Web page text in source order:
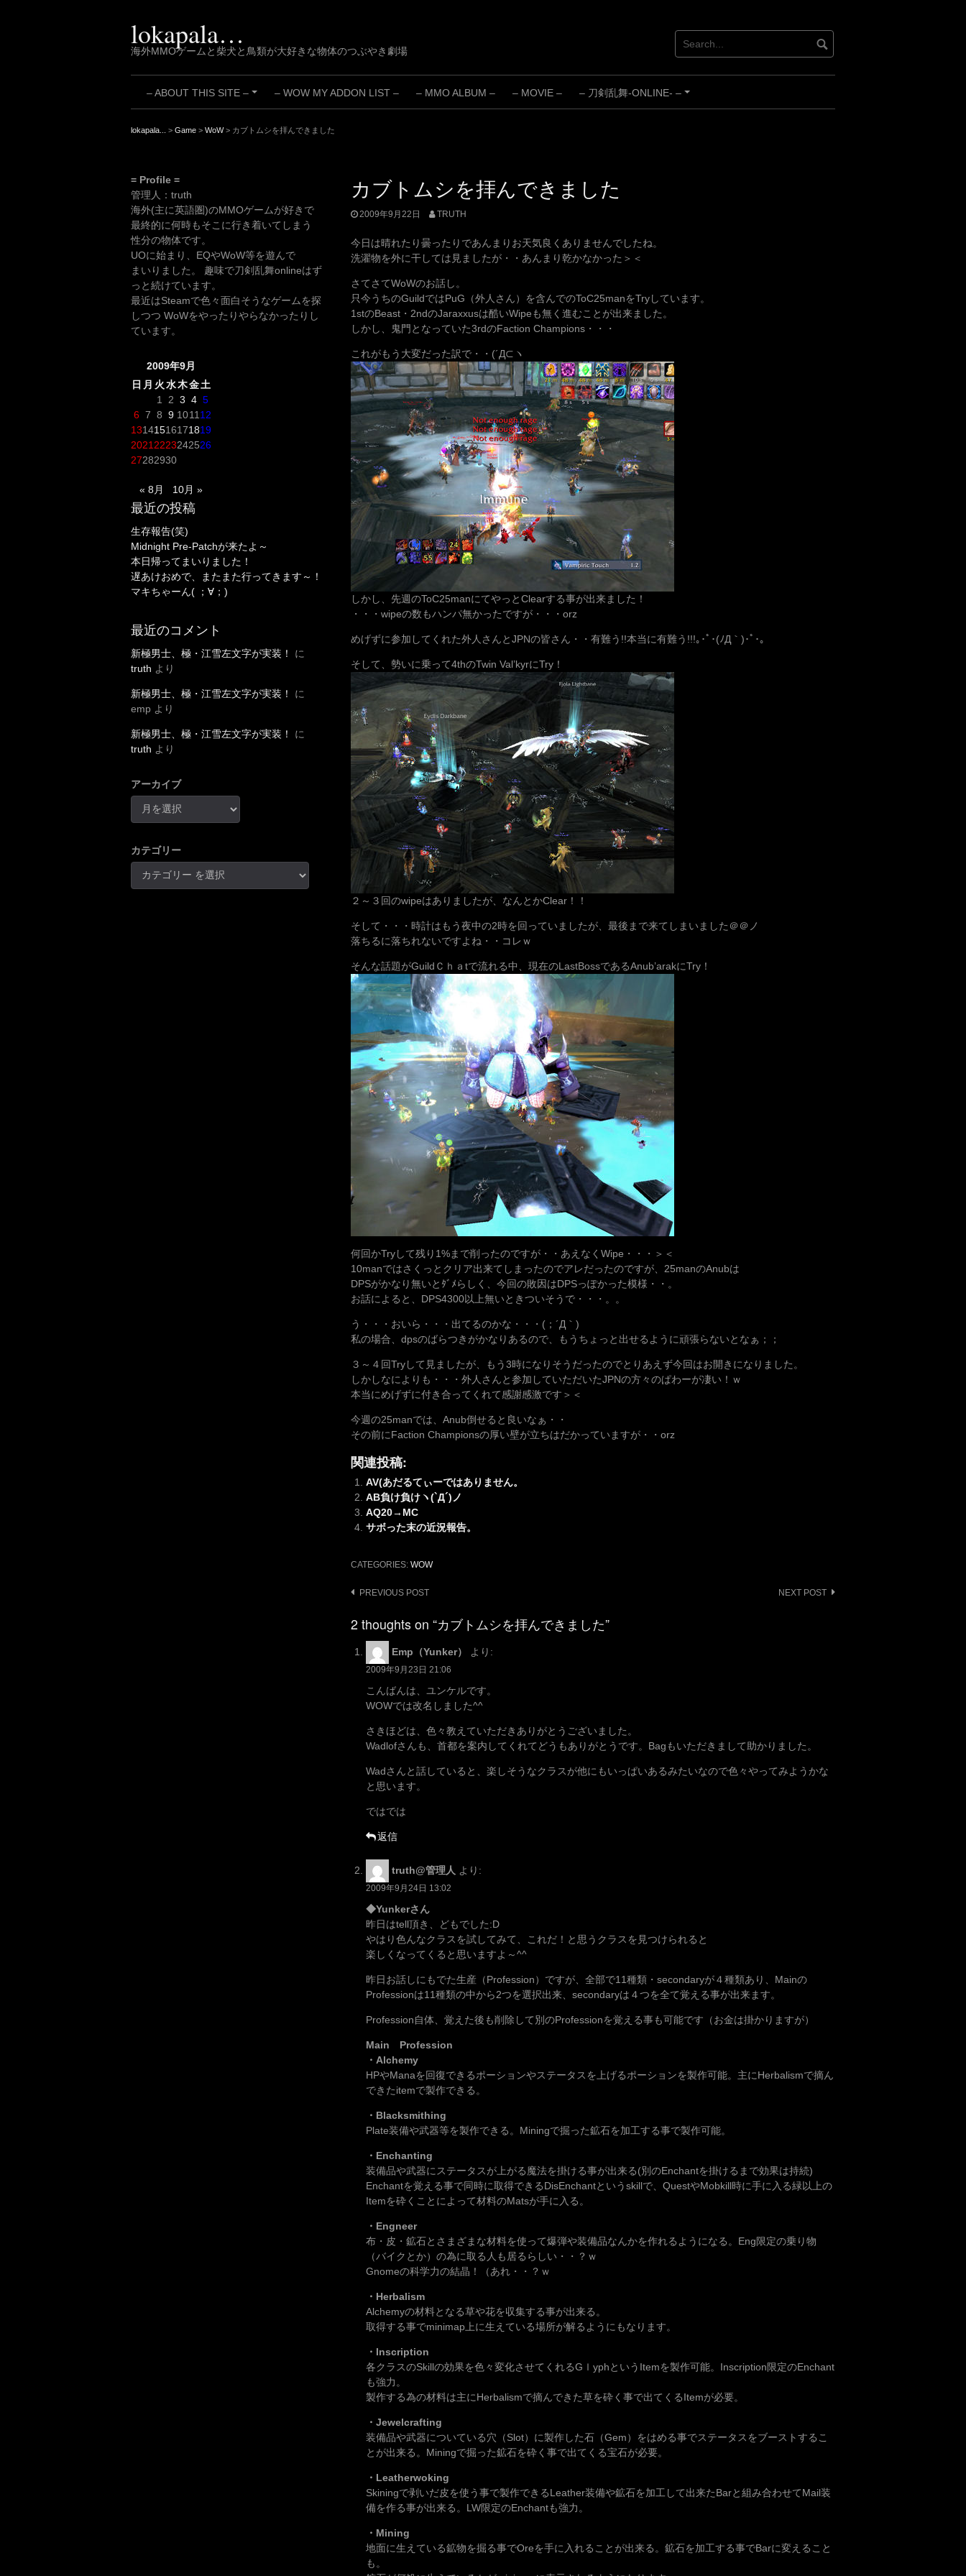
lokapala…
海外MMOゲームと柴犬と鳥類が大好きな物体のつぶやき劇場
+
– ABOUT THIS SITE – – WOW MY ADDON LIST – – MMO ALBUM – – MOVIE –
+
– 刀剣乱舞-ONLINE- –
lokapala... > Game > WoW> カブトムシを拝んできました
カブトムシを拝んできました
2009年9月22日 TRUTH
今日は晴れたり曇ったりであんまりお天気良くありませんでしたね。
洗濯物を外に干しては見ましたが・・あんまり乾かなかった＞＜
さてさてWoWのお話し。
只今うちのGuildではPuG（外人さん）を含んでのToC25manをTryしています。
1stのBeast・2ndのJaraxxusは酷いWipeも無く進むことが出来ました。
しかし、鬼門となっていた3rdのFaction Champions・・・
これがもう大変だった訳で・・(´Д⊂ヽ
しかし、先週のToC25manにてやっとClearする事が出来ました！
・・・wipeの数もハンパ無かったですが・・・orz
めげずに参加してくれた外人さんとJPNの皆さん・・有難う!!本当に有難う!!!｡･ﾟ･(ﾉД｀)･ﾟ･｡
そして、勢いに乗って4thのTwin Val’kyrにTry！
２～３回のwipeはありましたが、なんとかClear！！
そして・・・時計はもう夜中の2時を回っていましたが、最後まで来てしまいました＠＠ノ
落ちるに落ちれないですよね・・コレｗ
そんな話題がGuildＣｈａtで流れる中、現在のLastBossであるAnub’arakにTry！
何回かTryして残り1%まで削ったのですが・・あえなくWipe・・・＞＜
10manではさくっとクリア出来てしまったのでアレだったのですが、25manのAnubは
DPSがかなり無いとﾀﾞﾒらしく、今回の敗因はDPSっぽかった模様・・。
お話によると、DPS4300以上無いときついそうで・・・。。
う・・・おいら・・・出てるのかな・・・(；´Д｀)
私の場合、dpsのばらつきがかなりあるので、もうちょっと出せるように頑張らないとなぁ；；
３～４回Tryして見ましたが、もう3時になりそうだったのでとりあえず今回はお開きになりました。
しかしなによりも・・・外人さんと参加していただいたJPNの方々のぱわーが凄い！ｗ
本当にめげずに付き合ってくれて感謝感激です＞＜
今週の25manでは、Anub倒せると良いなぁ・・
その前にFaction Championsの厚い壁が立ちはだかっていますが・・orz
関連投稿:
AV(あだるてぃーではありません。
AB負け負けヽ(`Д´)ノ
AQ20→MC
サボった末の近況報告。
CATEGORIES: WOW
Post
PREVIOUS POST NEXT POST
2 thoughts on “カブトムシを拝んできました”
Emp（Yunker） より:
2009年9月23日 21:06
こんばんは、ユンケルです。
WOWでは改名しました^^
さきほどは、色々教えていただきありがとうございました。
Wadlofさんも、首都を案内してくれてどうもありがとうです。Bagもいただきまして助かりました。
Wadさんと話していると、楽しそうなクラスが他にもいっぱいあるみたいなので色々やってみようかな
と思います。
ではでは
返信
truth@管理人 より:
2009年9月24日 13:02
◆Yunkerさん
昨日はtell頂き、どもでした:D
やはり色んなクラスを試してみて、これだ！と思うクラスを見つけられると
楽しくなってくると思いますよ～^^
昨日お話しにもでた生産（Profession）ですが、全部で11種類・secondaryが４種類あり、Mainの
Professionは11種類の中から2つを選択出来、secondaryは４つを全て覚える事が出来ます。
Profession自体、覚えた後も削除して別のProfessionを覚える事も可能です（お金は掛かりますが）
Main Profession
・Alchemy
HPやManaを回復できるポーションやステータスを上げるポーションを製作可能。主にHerbalismで摘ん
できたitemで製作できる。
・Blacksmithing
Plate装備や武器等を製作できる。Miningで掘った鉱石を加工する事で製作可能。
・Enchanting
装備品や武器にステータスが上がる魔法を掛ける事が出来る(別のEnchantを掛けるまで効果は持続)
Enchantを覚える事で同時に取得できるDisEnchantというskillで、QuestやMobkill時に手に入る緑以上の
Itemを砕くことによって材料のMatsが手に入る。
・Engneer
布・皮・鉱石とさまざまな材料を使って爆弾や装備品なんかを作れるようになる。Eng限定の乗り物
（バイクとか）の為に取る人も居るらしい・・？ｗ
Gnomeの科学力の結晶！（あれ・・？ｗ
・Herbalism
Alchemyの材料となる草や花を収集する事が出来る。
取得する事でminimap上に生えている場所が解るようにもなります。
・Inscription
各クラスのSkillの効果を色々変化させてくれるGｌyphというItemを製作可能。Inscription限定のEnchant
も強力。
製作する為の材料は主にHerbalismで摘んできた草を砕く事で出てくるItemが必要。
・Jewelcrafting
装備品や武器についている穴（Slot）に製作した石（Gem）をはめる事でステータスをブーストするこ
とが出来る。Miningで掘った鉱石を砕く事で出てくる宝石が必要。
・Leatherwoking
Skiningで剥いだ皮を使う事で製作できるLeather装備や鉱石を加工して出来たBarと組み合わせてMail装
備を作る事が出来る。LW限定のEnchantも強力。
・Mining
地面に生えている鉱物を掘る事でOreを手に入れることが出来る。鉱石を加工する事でBarに変えること
も。
= Profile =
管理人：truth
海外(主に英語圏)のMMOゲームが好きで
最終的に何時もそこに行き着いてしまう
性分の物体です。
UOに始まり、EQやWoW等を遊んで
まいりました。 趣味で刀剣乱舞onlineはず
っと続けています。
最近はSteamで色々面白そうなゲームを探
しつつ WoWをやったりやらなかったりし
ています。
2009年9月
日 月 火水木金土
1
2 3 4 5
6 7 8 9 1011 12
13141516171819
2021 2223242526
27282930
« 8月 10月 »
最近の投稿
生存報告(笑)
Midnight Pre-Patchが来たよ～
本日帰ってまいりました！
遅あけおめで、またまた行ってきます～！
マキちゃーん( ；∀；)
最近のコメント
新極男士、極・江雪左文字が実装！
に
truth より
新極男士、極・江雪左文字が実装！
に
emp より
新極男士、極・江雪左文字が実装！
に
truth より
アーカイブ
カテゴリー